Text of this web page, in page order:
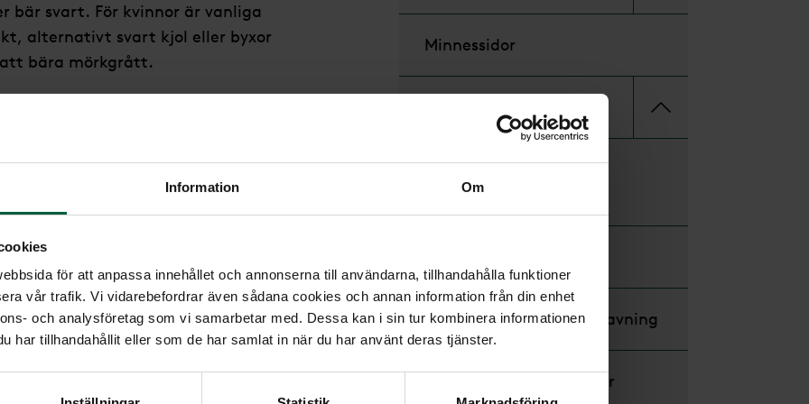
Information Om
för att anpassa innehållet och annonserna till användarna, tillhandahålla funktioner
vår trafik. Vi vidarebefordrar även sådana cookies och annan information från din enhet
och analysföretag som vi samarbetar med. Dessa kan i sin tur kombinera informationen
har tillhandahållit eller som de har samlat in när du har använt deras tjänster.
bär svart. För kvinnor är vanliga
alternativt svart kjol eller byxor
bära mörkgrått.
se ut på många
färger går det också bra. I
begravningar som ett fint sätt
att tänka på är att ändå välja
om gästernas
en favoritfärg, ett speciellt
önskemål. Om det finns
Minnessidor
Anmälan till
minnesstund
Blommor till begravning
Begravningskläder